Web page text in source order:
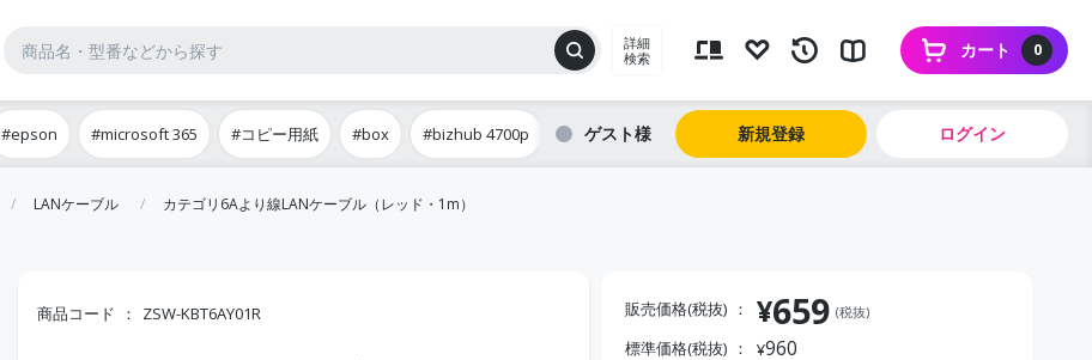
詳細
検索
0
カート
#epson #microsoft 365 #コピー用紙 #box #bizhub 4700p ゲスト 新規登録 ログイン
LANケーブル カテゴリ6Aより線LANケーブル（レッド・1m）
商品コード ZSW-KBT6AY01R 販売価格(税抜) ¥659 (税抜)
標準価格(税抜) ¥960